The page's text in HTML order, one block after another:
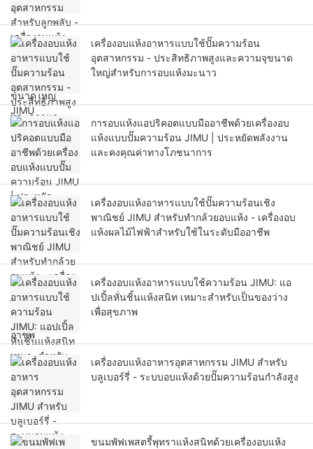
เครื่องอบแห้งอาหารแบบใช้ปั๊มความร้อน
อุตสาหกรรม - ประสิทธิภาพสูงและความจุขนาด
ใหญ่สำหรับการอบแห้งมะนาว
การอบแห้งแอปริคอตแบบมืออาชีพด้วยเครื่องอบ
แห้งแบบปั๊มความร้อน JIMU | ประหยัดพลังงาน
และคงคุณค่าทางโภชนาการ
เครื่องอบแห้งอาหารแบบใช้ปั๊มความร้อนเชิง
พาณิชย์ JIMU สำหรับทำกล้วยอบแห้ง - เครื่องอบ
แห้งผลไม้ไฟฟ้าสำหรับใช้ในระดับมืออาชีพ
เครื่องอบแห้งอาหารแบบใช้ความร้อน JIMU: แอ
ปเปิ้ลหั่นชิ้นแห้งสนิท เหมาะสำหรับเป็นของว่าง
เพื่อสุขภาพ
เครื่องอบแห้งอาหารอุตสาหกรรม JIMU สำหรับ
บลูเบอร์รี่ - ระบบอบแห้งด้วยปั๊มความร้อนกำลังสูง
ขนมพัฟเพสตรี้พุทราแห้งสนิทด้วยเครื่องอบแห้ง